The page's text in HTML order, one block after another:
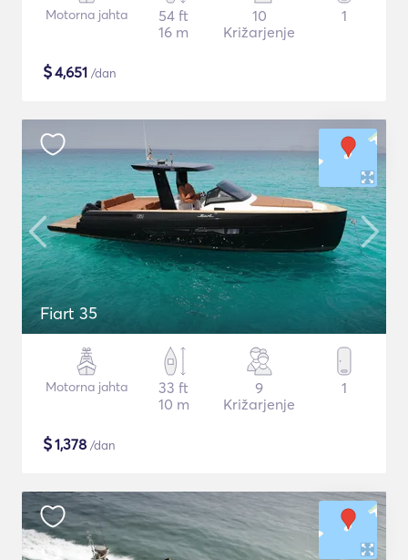
Motorna jahta
54 ft
16 m
10
Križarjenje
1
$4,651 /dan
Fiart 35
Motorna jahta
33 ft
10 m
9
Križarjenje
1
$1,378 /dan